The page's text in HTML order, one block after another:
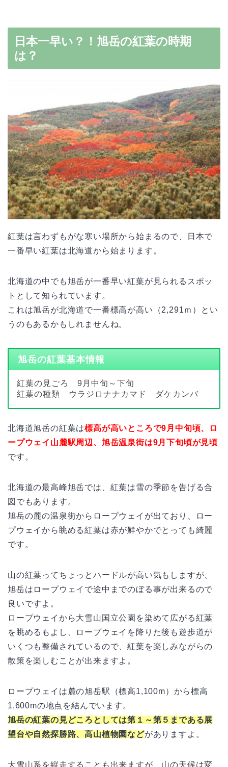
日本一早い？！旭岳の紅葉の時期
は？
紅葉は言わずもがな寒い場所から始まるので、日本で
一番早い紅葉は北海道から始まります。
北海道の中でも旭岳が一番早い紅葉が見られるスポッ
トとして知られています。
これは旭岳が北海道で一番標高が高い（2,291ｍ）とい
うのもあるかもしれませんね。
旭岳の紅葉基本情報
紅葉の見ごろ 9月中旬～下旬
紅葉の種類 ウラジロナナカマド ダケカンバ
北海道旭岳の紅葉は標高が高いところで9月中旬頃、ロ
ープウェイ山麓駅周辺、旭岳温泉街は9月下旬頃が見頃
です。
北海道の最高峰旭岳では、紅葉は雪の季節を告げる合
図でもあります。
旭岳の麓の温泉街からロープウェイが出ており、ロー
プウェイから眺める紅葉は赤が鮮やかでとっても綺麗
です。
山の紅葉ってちょっとハードルが高い気もしますが、
旭岳はロープウェイで途中までのぼる事が出来るので
良いですよ。
ロープウェイから大雪山国立公園を染めて広がる紅葉
を眺めるもよし、ロープウェイを降りた後も遊歩道が
いくつも整備されているので、紅葉を楽しみながらの
散策を楽しむことが出来ますよ。
ロープウェイは麓の旭岳駅（標高1,100m）から標高
1,600mの地点を結んでいます。
旭岳の紅葉の見どころとしては第１～第５まである展
望台や自然探勝路、高山植物園などがありますよ。
大雪山系を縦走することも出来ますが、山の天候は変